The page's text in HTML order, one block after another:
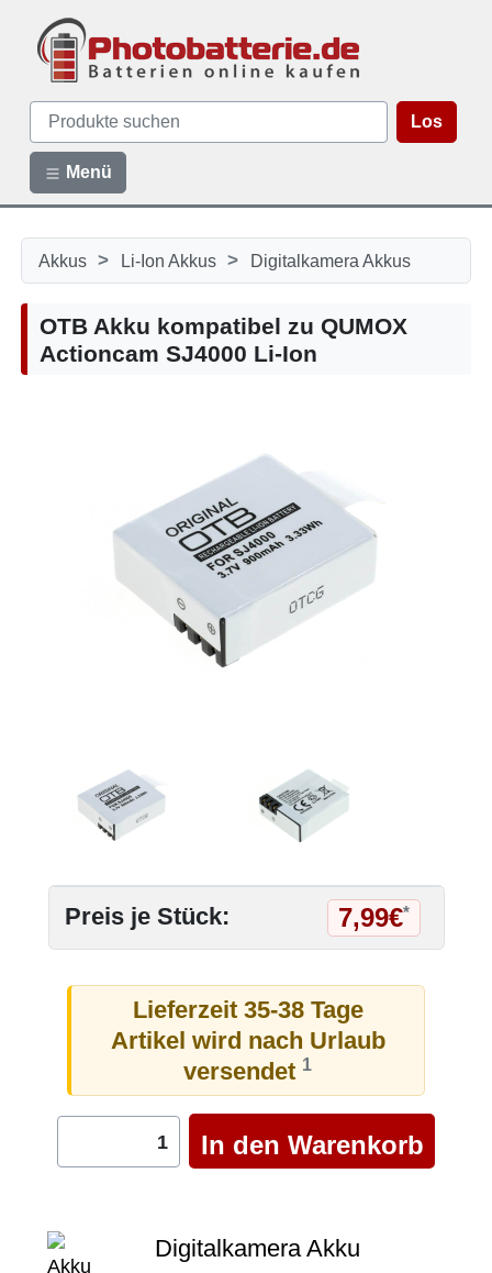
Los
Menü
Akkus > Li-Ion Akkus > Digitalkamera Akkus
OTB Akku kompatibel zu QUMOX
Actioncam SJ4000 Li-Ion
Preis je Stück: 7,99€*
Lieferzeit 35-38 Tage
Artikel wird nach Urlaub
versendet 1
Digitalkamera Akku